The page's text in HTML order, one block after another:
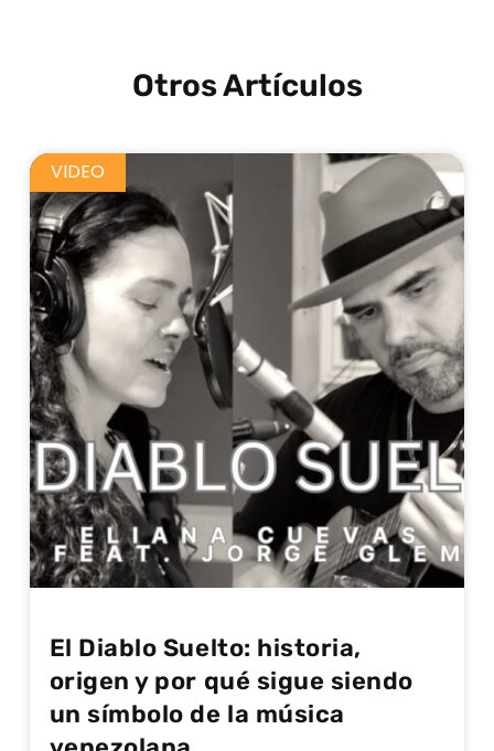
Otros Artículos
VIDEO
El Diablo Suelto: historia,
origen y por qué sigue siendo
un símbolo de la música